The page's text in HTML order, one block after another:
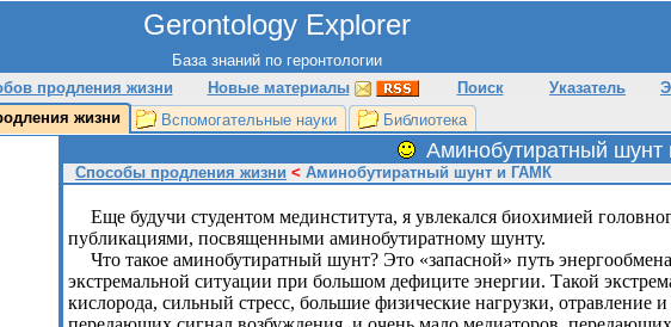
Gerontology Explorer
База знаний по геронтологии
продления жизни Новые материалы Поиск Указатель
жизни Вспомогательные науки Библиотека
Аминобутиратный
Способы продления жизни < Аминобутиратный шунт и ГАМК
Еще будучи студентом мединститута, я увлекался биохимией
публикациями, посвященными аминобутиратному шунту.
Что такое аминобутиратный шунт? Это «запасной» путь
экстремальной ситуации при большом дефиците энергии. Такой
кислорода, сильный стресс, большие физические нагрузки, отравление